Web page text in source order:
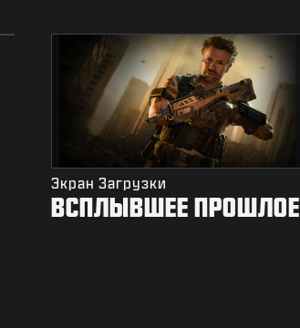
Экран Загрузки
ВСПЛЫВШЕЕ ПРОШЛОЕ